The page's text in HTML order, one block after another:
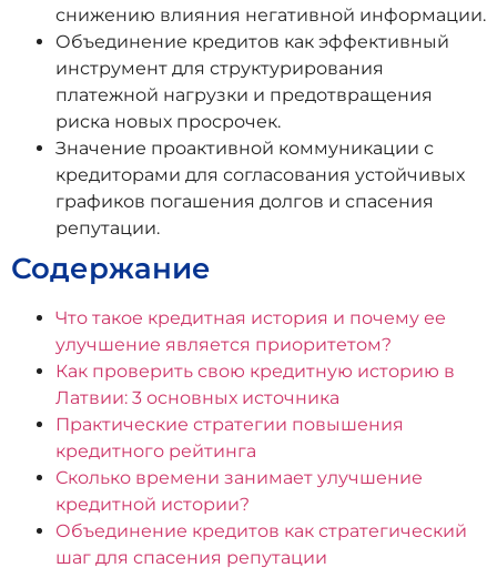
снижению влияния негативной информации.
Объединение кредитов как эффективный
инструмент для структурирования
платежной нагрузки и предотвращения
риска новых просрочек.
Значение проактивной коммуникации с
кредиторами для согласования устойчивых
графиков погашения долгов и спасения
репутации.
Содержание
Что такое кредитная история и почему ее
улучшение является приоритетом?
Как проверить свою кредитную историю в
Латвии: 3 основных источника
Практические стратегии повышения
кредитного рейтинга
Сколько времени занимает улучшение
кредитной истории?
Объединение кредитов как стратегический
шаг для спасения репутации